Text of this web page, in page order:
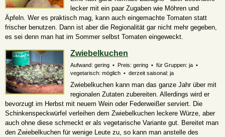
lecker mit ein paar Zugaben wie Möhren und
Äpfeln. Wer es praktisch mag, kann auch eingemachte Tomaten statt
frischer benutzen. Dann ist aber die Regionalität gar nicht mehr gegeben,
es sei denn man hat im Sommer selbst Tomaten eingeweckt.
Zwiebelkuchen
Aufwand: gering • Preis: gering • für Gruppen: ja •
vegetarisch: möglich • derzeit saisonal: ja
Zwiebelkuchen kann man das ganze Jahr über mit
regionalen Zutaten zubereiten. Allerdings wird er
bevorzugt im Herbst mit neuem Wein oder Federweißer serviert. Die
Schinkenspeckwürfel verleihen dem Zwiebelkuchen leckere Würze, aber
auch ohne diese schmeckt er als vegetarische Variante gut. Bereitet man
den Zwiebelkuchen für wenige Leute zu, so kann man anstelle des